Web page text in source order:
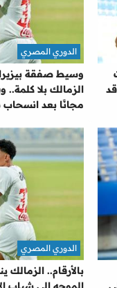
وسيط صفقة
الزمالك بلا
مجانًا بعد انسحاب
الدوري المصري
بالأرقام.. الزمالك
الدوري المصري